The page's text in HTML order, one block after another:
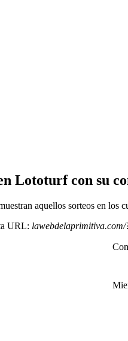
Lototurf con su
aquellos sorteos en los
URL: